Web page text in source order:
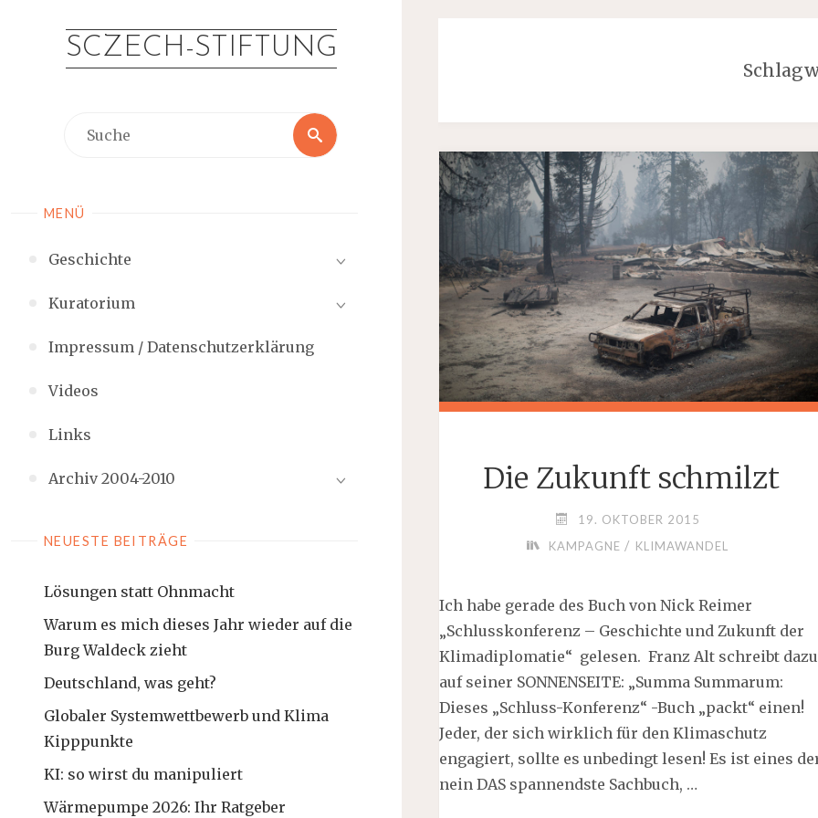
springenSCZECH-STIFTUNG
Suche
Suche
MENÜ
Geschichte
Kuratorium
Impressum / Datenschutzerklärung
Videos
Links
Archiv 2004-2010
NEUESTE BEITRÄGE
Lösungen statt Ohnmacht
Warum es mich dieses Jahr wieder auf die
Burg Waldeck zieht
Deutschland, was geht?
Globaler Systemwettbewerb und Klima
Kipppunkte
KI: so wirst du manipuliert
Wärmepumpe 2026: Ihr Ratgeber
Die Zukunft schmilzt
19. OKTOBER 2015
KAMPAGNE / KLIMAWANDEL
Ich habe gerade des Buch von Nick Reimer
„Schlusskonferenz – Geschichte und Zukunft der
Klimadiplomatie“ gelesen. Franz Alt schreibt dazu
auf seiner SONNENSEITE: „Summa Summarum:
Dieses „Schluss-Konferenz“ -Buch „packt“ einen!
Jeder, der sich wirklich für den Klimaschutz
engagiert, sollte es unbedingt lesen! Es ist eines
nein DAS spannendste Sachbuch, …